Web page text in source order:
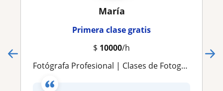
María
Primera clase gratis
$ 10000/h
Fotógrafa Profesional | Clases de Fotografía Digital y Análoga | Desde Nivel Principiante